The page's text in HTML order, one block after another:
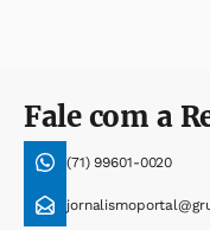
Fale com a
(71) 99601-0020